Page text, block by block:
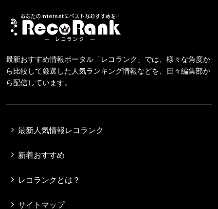
最新おすすめ情報ポータル「レコランク」では、様々な角度か
ら比較して厳選した人気ランキング情報などを、日々編集部か
ら配信しています。
最新人気情報レコランク
新着おすすめ
レコランクとは？
サイトマップ